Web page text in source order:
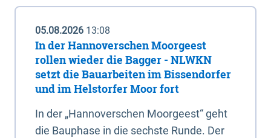
05.08.2026 13:08
In der Hannoverschen Moorgeest
rollen wieder die Bagger - NLWKN
setzt die Bauarbeiten im Bissendorfer
und im Helstorfer Moor fort
In der „Hannoverschen Moorgeest“ geht
die Bauphase in die sechste Runde. Der